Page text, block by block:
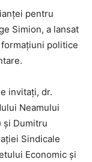
pentru
Simion, a lansat
politice
invitați, dr.
Neamului
și Dumitru
Sindicale
Economic și